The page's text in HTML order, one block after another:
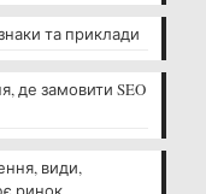
та приклади
де замовити SEO
види,